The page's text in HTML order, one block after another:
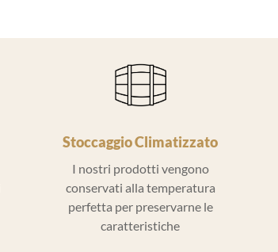
Stoccaggio Climatizzato
I nostri prodotti vengono
conservati alla temperatura
perfetta per preservarne le
caratteristiche